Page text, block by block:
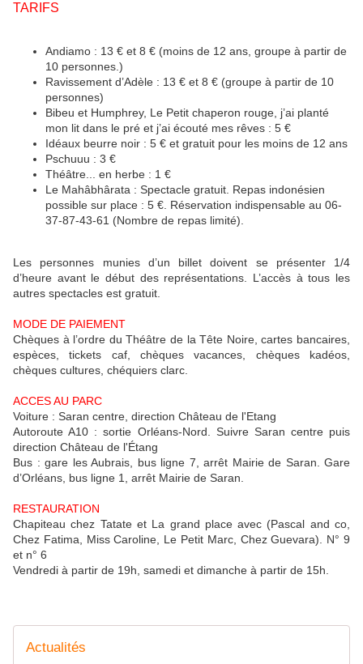
TARIFS
Andiamo : 13 € et 8 € (moins de 12 ans, groupe à partir de
10 personnes.)
Ravissement d’Adèle : 13 € et 8 € (groupe à partir de 10
personnes)
Bibeu et Humphrey, Le Petit chaperon rouge, j’ai planté
mon lit dans le pré et j’ai écouté mes rêves : 5 €
Idéaux beurre noir : 5 € et gratuit pour les moins de 12 ans
Pschuuu : 3 €
Théâtre... en herbe : 1 €
Le Mahâbhârata : Spectacle gratuit. Repas indonésien
possible sur place : 5 €. Réservation indispensable au 06-
37-87-43-61 (Nombre de repas limité).
Les personnes munies d’un billet doivent se présenter 1/4
d’heure avant le début des représentations. L’accès à tous les
autres spectacles est gratuit.
MODE DE PAIEMENT
Chèques à l’ordre du Théâtre de la Tête Noire, cartes bancaires,
espèces, tickets caf, chèques vacances, chèques kadéos,
chèques cultures, chéquiers clarc.
ACCES AU PARC
Voiture : Saran centre, direction Château de l'Etang
Autoroute A10 : sortie Orléans-Nord. Suivre Saran centre puis
direction Château de l'Étang
Bus : gare les Aubrais, bus ligne 7, arrêt Mairie de Saran. Gare
d’Orléans, bus ligne 1, arrêt Mairie de Saran.
RESTAURATION
Chapiteau chez Tatate et La grand place avec (Pascal and co,
Chez Fatima, Miss Caroline, Le Petit Marc, Chez Guevara). N° 9
et n° 6
Vendredi à partir de 19h, samedi et dimanche à partir de 15h.
Actualités